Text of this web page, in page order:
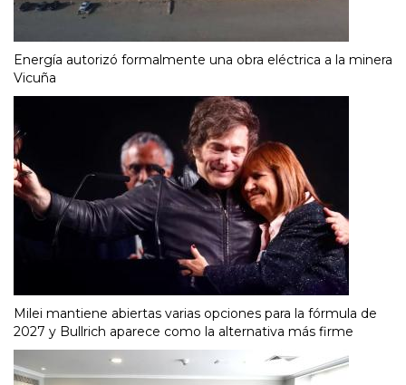
Energía autorizó formalmente una obra eléctrica a la minera
Vicuña
Milei mantiene abiertas varias opciones para la fórmula de
2027 y Bullrich aparece como la alternativa más firme